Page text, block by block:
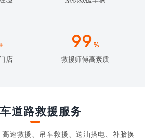
店
99 %
救援师傅高素质
道路救援服务
速救援、吊车救援、送油搭电、补胎换